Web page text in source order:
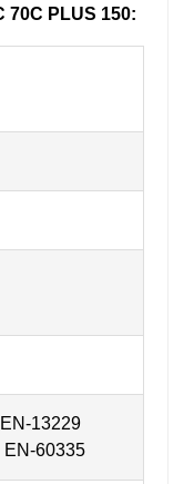
70C PLUS 150:
13229
EN-60335